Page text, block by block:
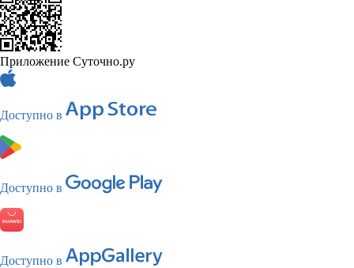
Приложение Суточно.ру
Доступно в
Доступно в
Доступно в